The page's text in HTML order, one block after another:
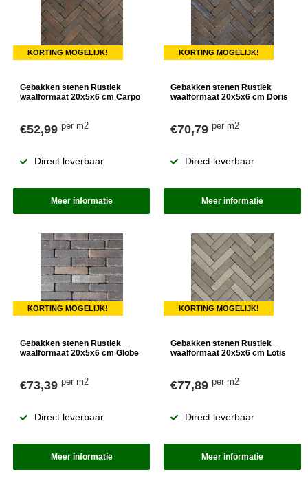
KORTING MOGELIJK!
Gebakken stenen Rustiek
waalformaat 20x5x6 cm Carpo
€52,99 per m2
Direct leverbaar
Meer informatie
KORTING MOGELIJK!
Gebakken stenen Rustiek
waalformaat 20x5x6 cm Doris
€70,79per m2
Direct leverbaar
Meer informatie
KORTING MOGELIJK!
Gebakken stenen Rustiek
waalformaat 20x5x6 cm Globe
€73,39 per m2
Direct leverbaar
Meer informatie
KORTING MOGELIJK!
Gebakken stenen Rustiek
waalformaat 20x5x6 cm Lotis
€77,89per m2
Direct leverbaar
Meer informatie